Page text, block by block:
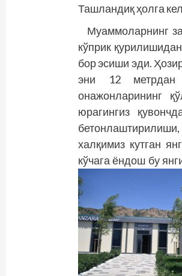
Ташландиқ ҳолга
Муаммоларнинг
кўприк
бор эсиши эди.
эни 12 метрдан
онажонларининг
юрагингиз
халқимиз кутган
кўчага ёндош бу